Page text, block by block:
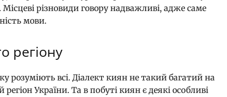
різновиди говору надважливі, адже саме
мови.
регіону
розуміють всі. Діалект киян не такий багатий на
України. Та в побуті киян є деякі особливі